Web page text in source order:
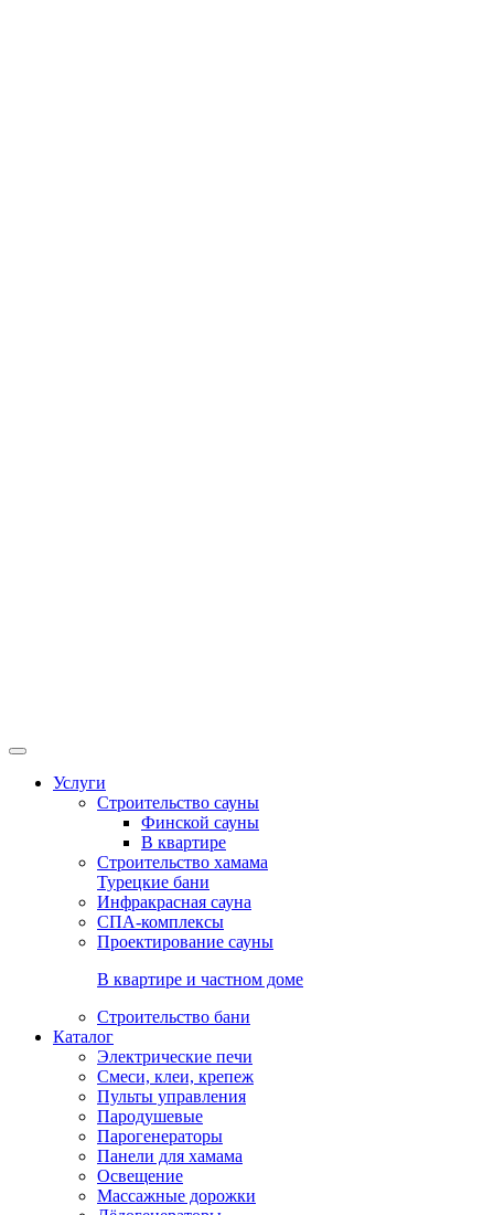
Услуги
Строительство сауны
Финской сауны
В квартире
Строительство хамама
Турецкие бани
Инфракрасная сауна
СПА-комплексы
Проектирование сауны
В квартире и частном доме
Строительство бани
Каталог
Электрические печи
Смеси, клеи, крепеж
Пульты управления
Пародушевые
Парогенераторы
Панели для хамама
Освещение
Массажные дорожки